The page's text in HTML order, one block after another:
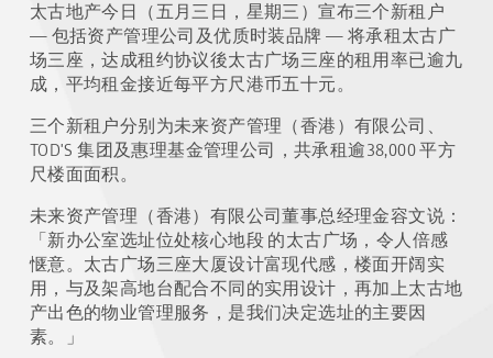
太古地产今日（五月三日，星期三）宣布三个新租户
— 包括资产管理公司及优质时装品牌 — 将承租太古广
场三座，达成租约协议後太古广场三座的租用率已逾九
成，平均租金接近每平方尺港币五十元。
三个新租户分别为未来资产管理（香港）有限公司、
TOD'S 集团及惠理基金管理公司，共承租逾38,000 平方
尺楼面面积。
未来资产管理（香港）有限公司董事总经理金容文说：
「新办公室选址位处核心地段 的太古广场，令人倍感
惬意。太古广场三座大厦设计富现代感，楼面开阔实
用，与及架高地台配合不同的实用设计，再加上太古地
产出色的物业管理服务，是我们决定选址的主要因
素。」